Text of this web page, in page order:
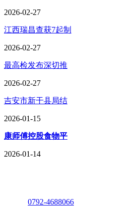
2026-02-27
江西瑞昌查获7起制
2026-02-27
最高检发布深切推
2026-02-27
吉安市新干县局结
2026-01-15
康师傅控股食物平
2026-01-14
0792-4688066